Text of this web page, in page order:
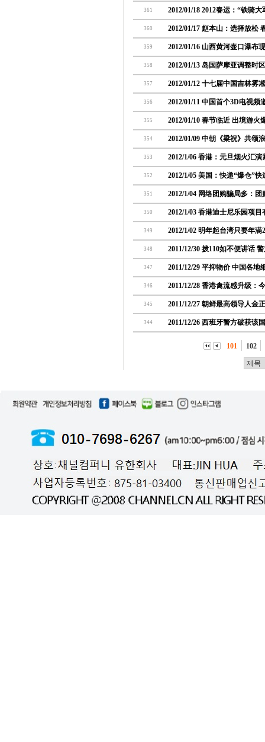
361 2012/01/18 2012春运：“铁骑
360 2012/01/17 赵本山：选择放松
359 2012/01/16 山西黄河壶口瀑布
358 2012/01/13 岛国萨摩亚调整时
357 2012/01/12 十七届中国吉林雾
356 2012/01/11 中国首个3D电视频
355 2012/01/10 春节临近 出境游火
354 2012/01/09 中朝《梁祝》共颂
353 2012/1/06 香港：元旦烟火汇演
352 2012/1/05 美国：快递“爆仓”快
351 2012/1/04 网络团购骗局多：
350 2012/1/03 香港迪士尼乐园项
349 2012/1/02 明年起台湾只要年
348 2011/12/30 拨110如不便讲话
347 2011/12/29 平抑物价 中国各地
346 2011/12/28 香港禽流感升级：
345 2011/12/27 朝鲜最高领导人金
344 2011/12/26 西班牙警方破获该
101 102